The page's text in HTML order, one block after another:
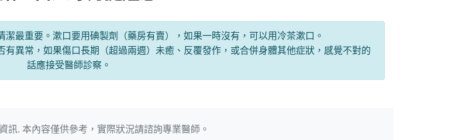
最重要。漱口要用碘製劑（藥房有賣），如果一時沒有，可以用冷茶漱口。
異常，如果傷口長期（超過兩週）未癒、反覆發作，或合併身體其他症狀，感覺不對的
話應接受醫師診察。
訊. 本內容僅供參考，實際狀況請諮詢專業醫師。